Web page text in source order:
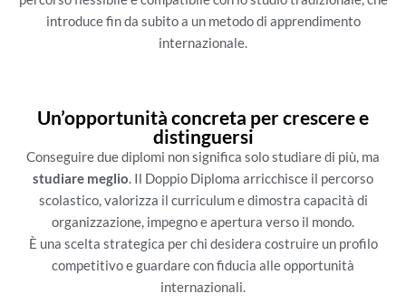
introduce fin da subito a un metodo di apprendimento
internazionale.
Un’opportunità concreta per crescere e
distinguersi
Conseguire due diplomi non significa solo studiare di più, ma
studiare meglio. Il Doppio Diploma arricchisce il percorso
scolastico, valorizza il curriculum e dimostra capacità di
organizzazione, impegno e apertura verso il mondo.
È una scelta strategica per chi desidera costruire un profilo
competitivo e guardare con fiducia alle opportunità
internazionali.